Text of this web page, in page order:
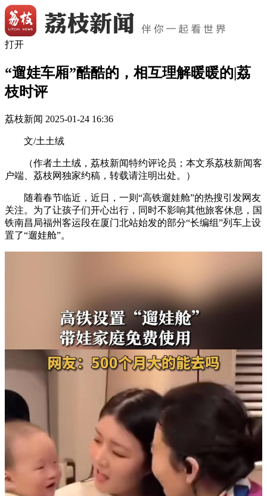
打开
“遛娃车厢”酷酷的，相互理解暖暖的|荔
枝时评
荔枝新闻 2025-01-24 16:36
文/土土绒
（作者土土绒，荔枝新闻特约评论员；本文系荔枝新闻客
户端、荔枝网独家约稿，转载请注明出处。）
随着春节临近，近日，一则“高铁遛娃舱”的热搜引发网友
关注。为了让孩子们开心出行，同时不影响其他旅客休息，国
铁南昌局福州客运段在厦门北站始发的部分“长编组”列车上设
置了“遛娃舱”。